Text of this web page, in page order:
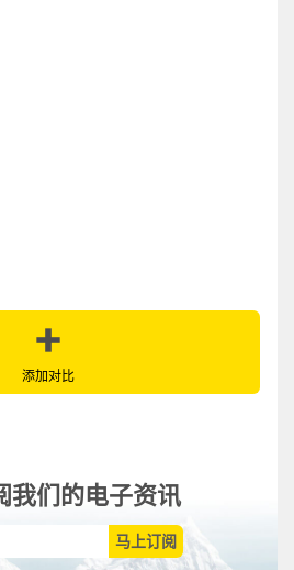
添加对比
我们的电子资讯
马上订阅